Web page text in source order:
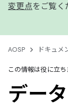
変更点をご覧く
AOSP ドキュメ
この情報は役に立ち
デー